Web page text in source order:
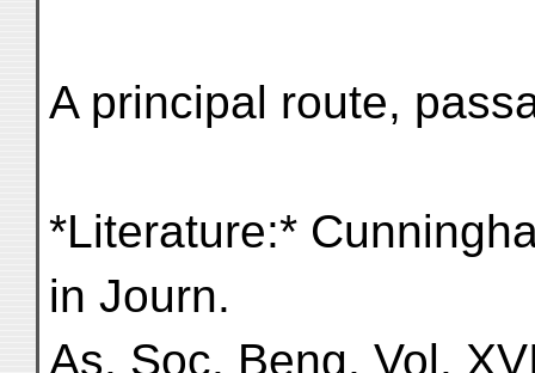
A principal route,
*Literature:*
in Journ.
As. Soc. Beng, Vol.